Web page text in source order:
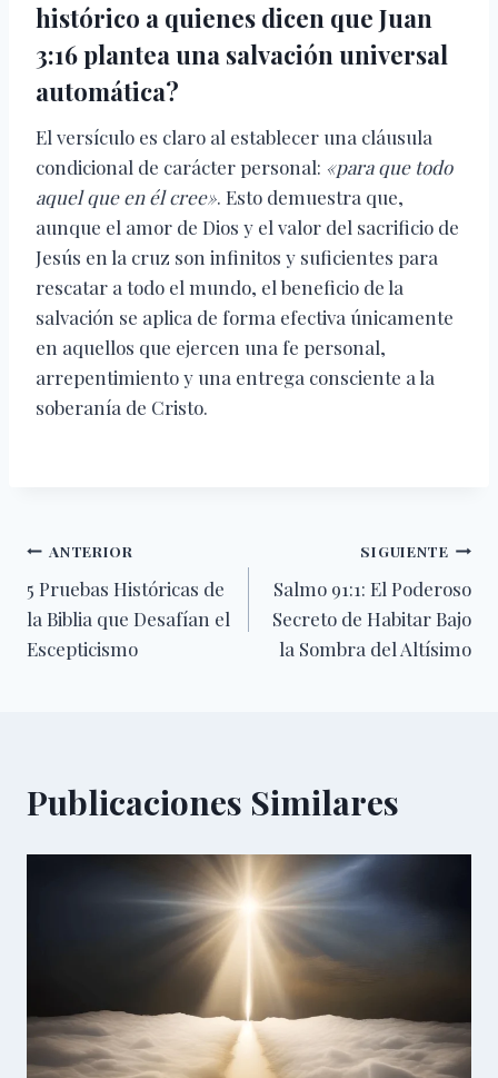
histórico a quienes dicen que Juan
3:16 plantea una salvación universal
automática?
El versículo es claro al establecer una cláusula
condicional de carácter personal: «para que todo
aquel que en él cree». Esto demuestra que,
aunque el amor de Dios y el valor del sacrificio de
Jesús en la cruz son infinitos y suficientes para
rescatar a todo el mundo, el beneficio de la
salvación se aplica de forma efectiva únicamente
en aquellos que ejercen una fe personal,
arrepentimiento y una entrega consciente a la
soberanía de Cristo.
Navegación
de
entradas
ANTERIOR
5 Pruebas Históricas de
la Biblia que Desafían el
Escepticismo
SIGUIENTE
Salmo 91:1: El Poderoso
Secreto de Habitar Bajo
la Sombra del Altísimo
Publicaciones Similares